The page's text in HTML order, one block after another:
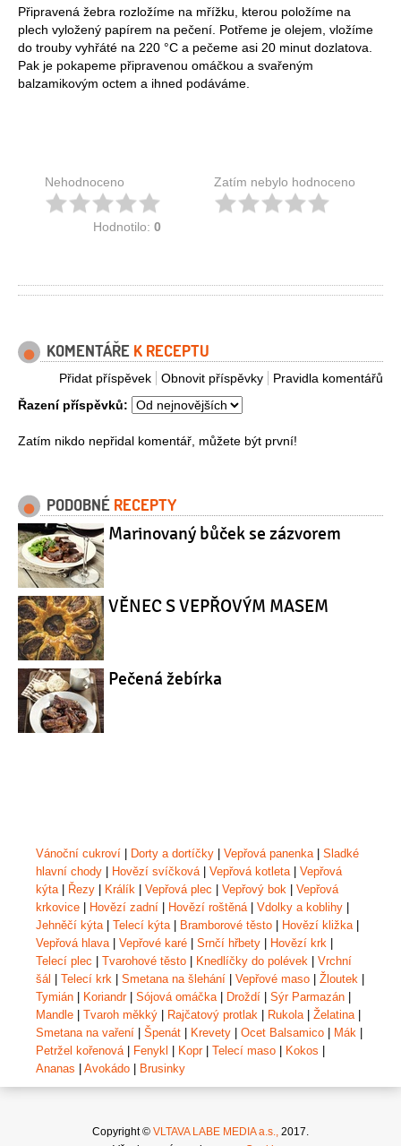
Připravená žebra rozložíme na mřížku, kterou položíme na
plech vyložený papírem na pečení. Potřeme je olejem, vložíme
do trouby vyhřáté na 220 °C a pečeme asi 20 minut dozlatova.
Pak je pokapeme připravenou omáčkou a svařeným
balzamikovým octem a ihned podáváme.
Nehodnoceno
Hodnotilo: 0
Zatím nebylo hodnoceno
KOMENTÁŘE K RECEPTU
Pravidla komentářů
Obnovit příspěvky
Přidat příspěvek
Řazení příspěvků:
Zatím nikdo nepřidal komentář, můžete být první!
PODOBNÉ RECEPTY
Marinovaný bůček se zázvorem
VĚNEC S VEPŘOVÝM MASEM
Pečená žebírka
Vánoční cukroví | Dorty a dortíčky | Vepřová panenka | Sladké
hlavní chody | Hovězí svíčková | Vepřová kotleta | Vepřová
kýta | Řezy | Králík | Vepřová plec | Vepřový bok | Vepřová
krkovice | Hovězí zadní | Hovězí roštěná | Vdolky a koblihy |
Jehněčí kýta | Telecí kýta | Bramborové těsto | Hovězí kližka |
Vepřová hlava | Vepřové karé | Srnčí hřbety | Hovězí krk |
Telecí plec | Tvarohové těsto | Knedlíčky do polévek | Vrchní
šál | Telecí krk | Smetana na šlehání | Vepřové maso | Žloutek |
Tymián | Koriandr| Sójová omáčka | Droždí | Sýr Parmazán |
Mandle | Tvaroh měkký | Rajčatový protlak | Rukola | Želatina |
Smetana na vaření | Špenát | Krevety | Ocet Balsamico | Mák |
Petržel kořenová | Fenykl | Kopr| Telecí maso | Kokos |
Ananas | Avokádo | Brusinky
Copyright © VLTAVA LABE MEDIA a.s.,
2017.